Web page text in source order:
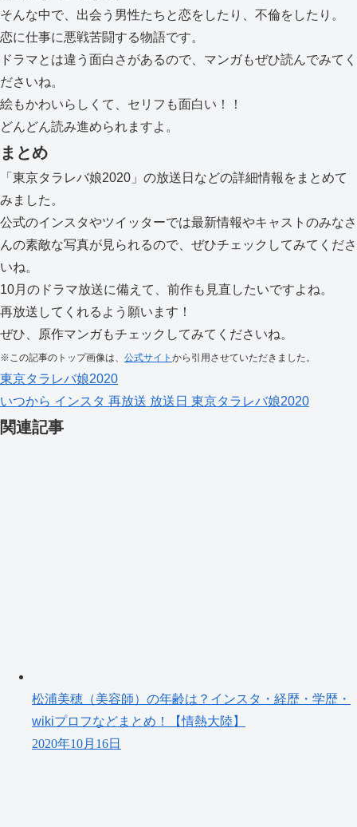
そんな中で、出会う男性たちと恋をしたり、不倫をしたり。
恋に仕事に悪戦苦闘する物語です。
ドラマとは違う面白さがあるので、マンガもぜひ読んでみてく
ださいね。
絵もかわいらしくて、セリフも面白い！！
どんどん読み進められますよ。
まとめ
「東京タラレバ娘2020」の放送日などの詳細情報をまとめて
みました。
公式のインスタやツイッターでは最新情報やキャストのみなさ
んの素敵な写真が見られるので、ぜひチェックしてみてくださ
いね。
10月のドラマ放送に備えて、前作も見直したいですよね。
再放送してくれるよう願います！
ぜひ、原作マンガもチェックしてみてくださいね。
※この記事のトップ画像は、 公式サイト から引用させていただきました。
東京タラレバ娘2020
いつから インスタ 再放送 放送日 東京タラレバ娘2020
関連記事
松浦美穂（美容師）の年齢は？インスタ・経歴・学歴・
wikiプロフなどまとめ！【情熱大陸】
2020年10月16日